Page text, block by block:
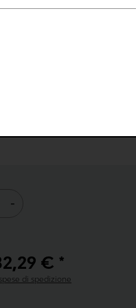
ti offre la possibilità
in qualsiasi
per poter utilizzare la
€ *
di spedizione
-